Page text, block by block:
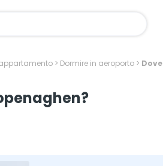
> Dormire in aeroporto > Dove